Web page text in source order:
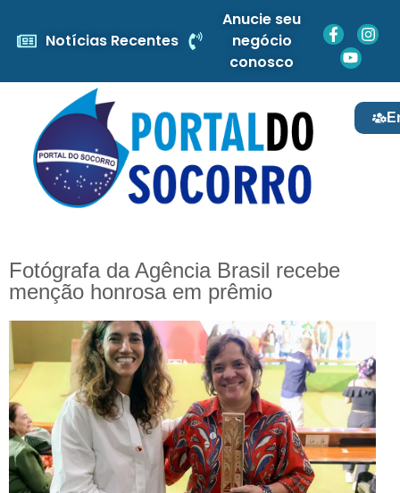
Notícias Recentes
Anucie seu
negócio
conosco
Fotógrafa da Agência Brasil recebe
menção honrosa em prêmio